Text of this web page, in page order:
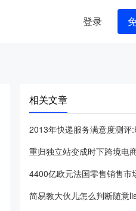
登录
相关文章
重归独立站变成时下跨境电
4400亿欧元法国零售销售市